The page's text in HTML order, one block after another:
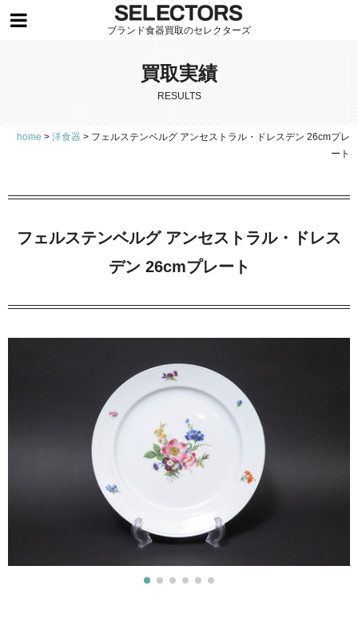
ブランド食器買取のセレクターズ
買取実績
RESULTS
home > 洋食器 > フェルステンベルグ アンセストラル・ドレスデン 26cmプレ
ート
フェルステンベルグ アンセストラル・ドレス
デン 26cmプレート